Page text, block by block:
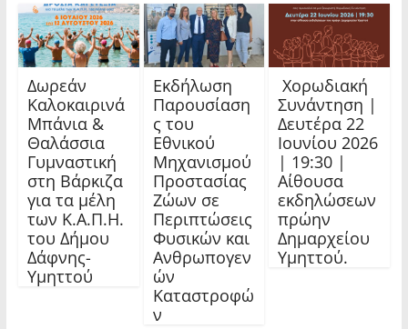
Δωρεάν
Καλοκαιρινά
Μπάνια &
Θαλάσσια
Γυμναστική
στη Βάρκιζα
για τα μέλη
των Κ.Α.Π.Η.
του Δήμου
Δάφνης-
Υμηττού
Εκδήλωση
Παρουσίαση
ς του
Εθνικού
Μηχανισμού
Προστασίας
Ζώων σε
Περιπτώσεις
Φυσικών και
Ανθρωπογεν
ών
Καταστροφώ
ν
Χορωδιακή
Συνάντηση |
Δευτέρα 22
Ιουνίου 2026
| 19:30 |
Αίθουσα
εκδηλώσεων
πρώην
Δημαρχείου
Υμηττού.